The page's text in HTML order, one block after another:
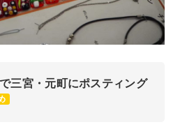
三宮・元町にポスティング